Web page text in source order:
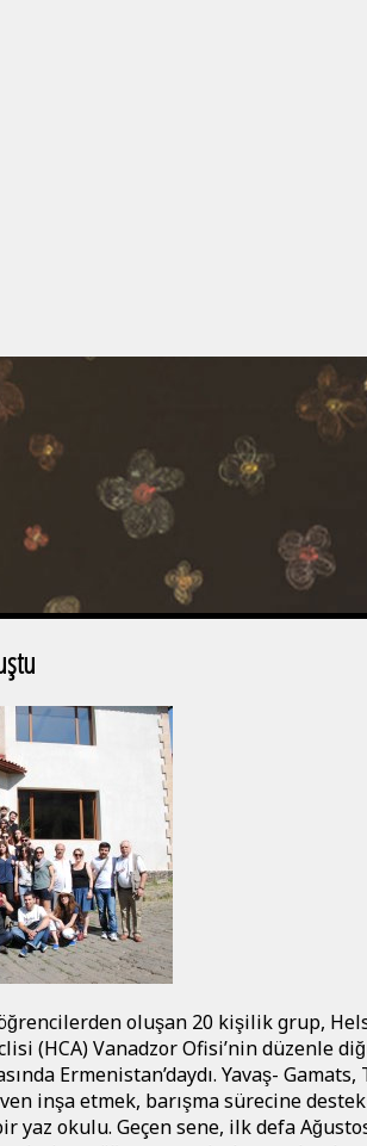
oluşan 20 kişilik grup,
(HCA) Vanadzor Ofisi’nin düzenle
Ermenistan’daydı. Yavaş-
inşa etmek, barışma sürecine
yaz okulu. Geçen sene, ilk defa